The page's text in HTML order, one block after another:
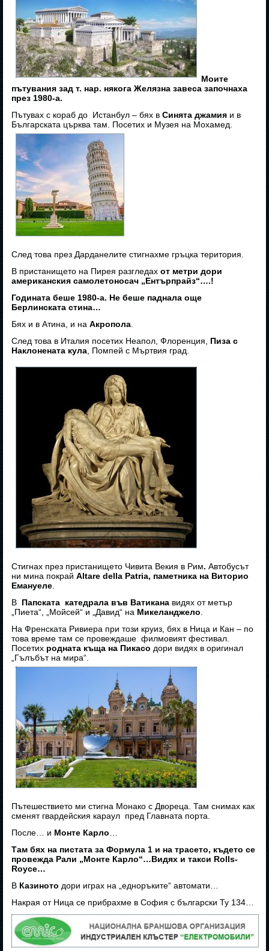
Моите
пътувания зад т. нар. някога Желязна завеса започнаха
през 1980-а.
Пътувах с кораб до Истанбул – бях вСинята джамия и в
Българската църква там. Посетих и Музея на Мохамед.
След това през Дарданелите стигнахме гръцка територия.
В пристанището на Пирея разгледахот метри дори
американския самолетоносач „Ентърпрайз“….!
Годината беше 1980-а. Не беше паднала още
Берлинската стина…
Бях и в Атина, и наАкропола.
След това в Италия посетих Неапол, Флоренция, Пиза с
Наклонената кула, Помпей с Мъртвия град.
Стигнах през пристанището Чивита Векия в Рим.Автобусът
ни мина покрай Altare della Patria, паметника на Виторио
Емануеле.
В Папската катедрала във Ватикана видях от метър
„Пиета“, „Мойсей“ и „Давид“ на Микеланджело.
На Френската Ривиера при този круиз, бях в Ница и Кан – по
това време там се провеждаше филмовият фестивал.
Посетих родната къща на Пикасо дори видях в оригинал
„Гълъбът на мира“.
Пътешествието ми стигна Монако с Двореца. Там снимах как
сменят гвардейския караул пред Главната порта.
После… и Монте Карло…
Там бях на пистата за Формула 1 и на трасето, където се
провежда Рали „Монте Карло“…Видях и такси Rolls-
Royce…
В Казиното дори играх на „едноръките“ автомати…
Накрая от Ница се прибрахме в София с български Ту 134…